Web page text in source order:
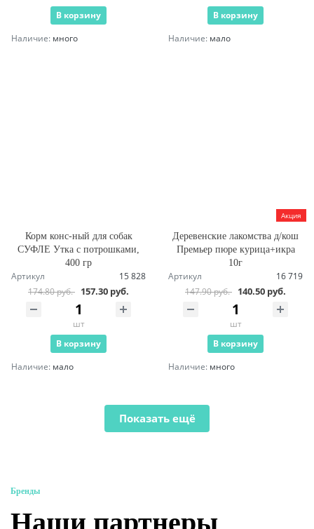
В корзину
Наличие: много
В корзину
Наличие: мало
Корм конс-ный для собак
СУФЛЕ Утка с потрошками,
400 гр
Артикул
15 828
174.80 руб. 157.30 руб.
шт
В корзину
Наличие: мало
Акция
Деревенские лакомства д/кош
Премьер пюре курица+икра
10г
Артикул
16 719
147.90 руб. 140.50 руб.
шт
В корзину
Наличие: много
Показать ещё
Бренды
Наши партнеры